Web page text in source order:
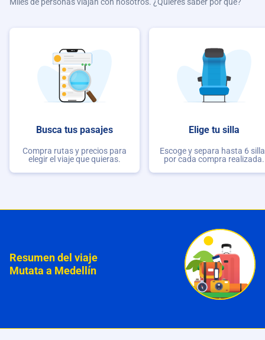
Busca tus pasajes
Compra rutas y precios para
elegir el viaje que quieras.
Elige tu silla
Escoge y separa hasta 6
por cada compra realizada.
Resumen del viaje
Mutata a Medellín